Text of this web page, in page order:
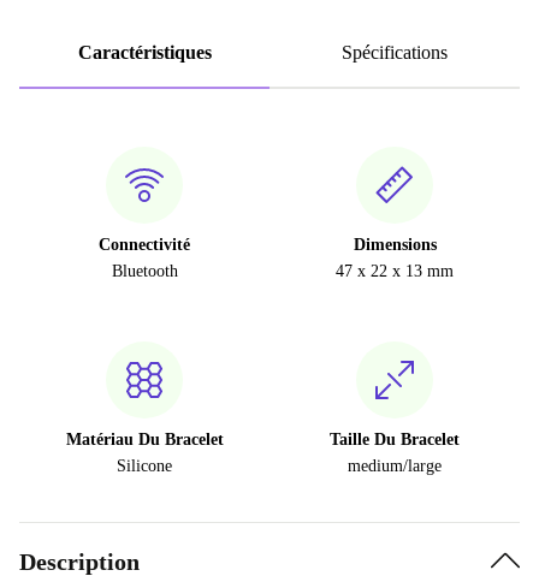
Caractéristiques Spécifications
Connectivité
Bluetooth
Dimensions
47 x 22 x 13 mm
Matériau Du Bracelet
Silicone
Taille Du Bracelet
medium/large
Description